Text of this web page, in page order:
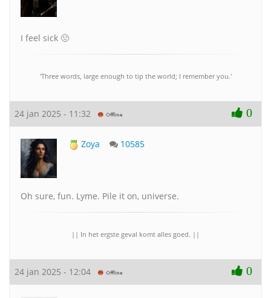
I feel sick 🤢
'Three words, large enough to tip the world; I remember you.'
24 jan 2025 - 11:32 0
Zoya 10585
Oh sure, fun. Lyme. Pile it on, universe.
|| In het ergste geval komt alles goed. ||
24 jan 2025 - 12:04 0